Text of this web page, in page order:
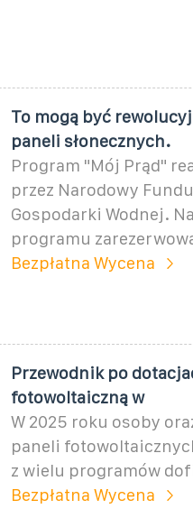
To mogą być
paneli słonecznych.
Program "Mój Prąd"
przez Narodowy
Gospodarki Wodnej.
programu
Bezpłatna Wycena
Przewodnik po
fotowoltaiczną w
W 2025 roku osoby
paneli
z wielu programów
Bezpłatna Wycena